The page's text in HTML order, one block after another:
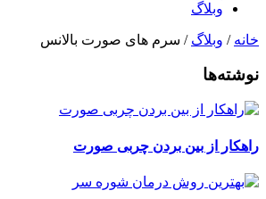
وبلاگ
خانه / وبلاگ / سرم های صورت بالانس
نوشته‌ها
راهکار از بین بردن چربی صورت